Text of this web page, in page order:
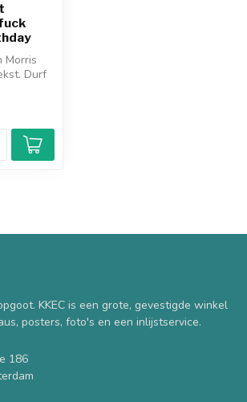
Morris
Durf
KKEC is een grote, gevestigde winkel
posters, foto's en een inlijstservice.
186